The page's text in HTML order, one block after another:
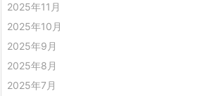
2025年11月
2025年10月
2025年9月
2025年8月
2025年7月